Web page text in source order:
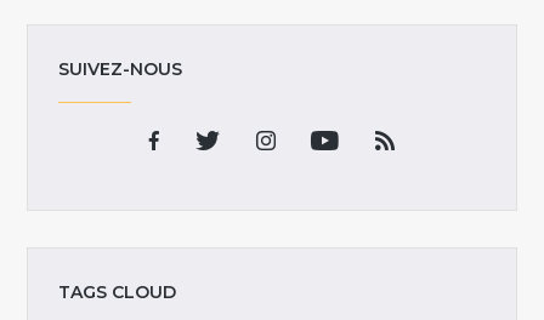
SUIVEZ-NOUS
TAGS CLOUD